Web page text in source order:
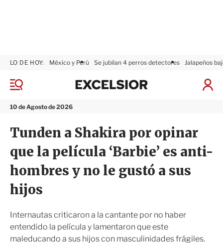
M
n
10 de Agosto de 2026
LO DE HOY: México y Perú Se jubilan 4 perros detectores Jalapeños
I
S
x
i
o
r
Tunden a Shakira por opinar
que la película ‘Barbie’ es anti-
hombres y no le gustó a sus
hijos
Internautas criticaron a la cantante por no haber
entendido la película y lamentaron que este
maleducando a sus hijos con masculinidades frágiles.